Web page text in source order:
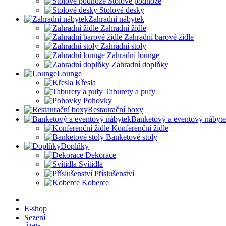
Stolové desky
Zahradní nábytek
Zahradní židle
Zahradní barové židle
Zahradní stoly
Zahradní lounge
Zahradní doplňky
Lounge
Křesla
Taburety a pufy
Pohovky
Restaurační boxy
Banketový a eventový
Konferenční židle
Banketové stoly
Doplňky
Dekorace
Svítidla
Příslušenství
Koberce
E-shop
Sezení